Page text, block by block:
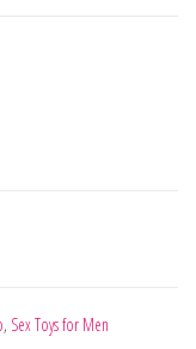
quantity
, Sex Toys for Men